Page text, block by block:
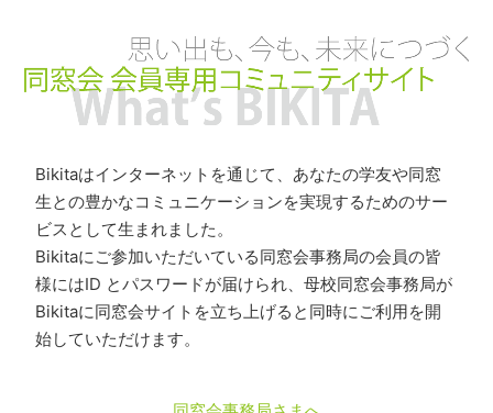
Bikitaはインターネットを通じて、あなたの学友や同窓
生との豊かなコミュニケーションを実現するためのサー
ビスとして生まれました。
Bikitaにご参加いただいている同窓会事務局の会員の皆
様にはID とパスワードが届けられ、母校同窓会事務局が
Bikitaに同窓会サイトを立ち上げると同時にご利用を開
始していただけます。